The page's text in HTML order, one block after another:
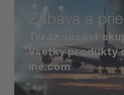
Zábava a
Teraz súčasť
Všetky produkty
ine.com